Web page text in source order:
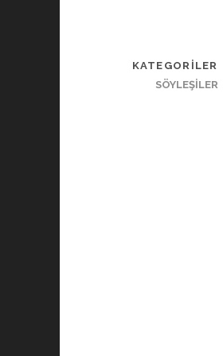
KATEGORILER
SÖYLEŞİLER